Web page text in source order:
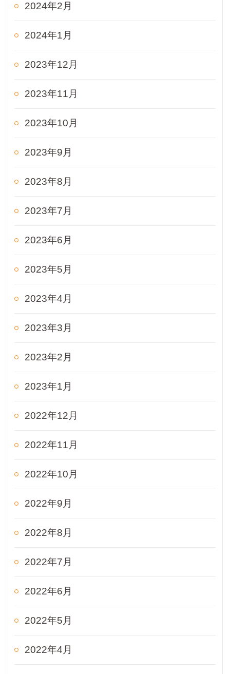
2024年2月
2024年1月
2023年12月
2023年11月
2023年10月
2023年9月
2023年8月
2023年7月
2023年6月
2023年5月
2023年4月
2023年3月
2023年2月
2023年1月
2022年12月
2022年11月
2022年10月
2022年9月
2022年8月
2022年7月
2022年6月
2022年5月
2022年4月